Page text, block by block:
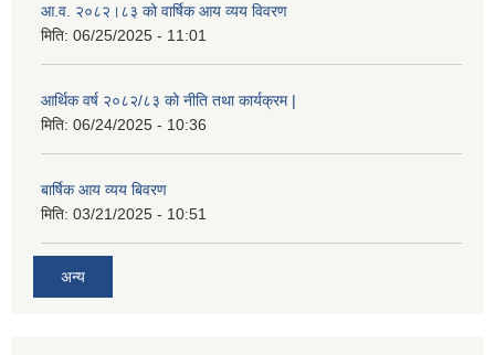
आ.व. २०८२।८३ को वार्षिक आय व्यय विवरण
मिति: 06/25/2025 - 11:01
आर्थिक वर्ष २०८२/८३ को नीति तथा कार्यक्रम |
मिति: 06/24/2025 - 10:36
बार्षिक आय व्यय बिवरण
मिति: 03/21/2025 - 10:51
अन्य